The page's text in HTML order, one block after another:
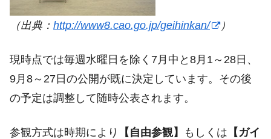
（出典： http://www8.cao.go.jp/geihinkan/ ）
現時点では毎週水曜日を除く7月中と8月1～28日、
9月8～27日の公開が既に決定しています。その後
の予定は調整して随時公表されます。
参観方式は時期により 【自由参観】 もしくは 【ガイ